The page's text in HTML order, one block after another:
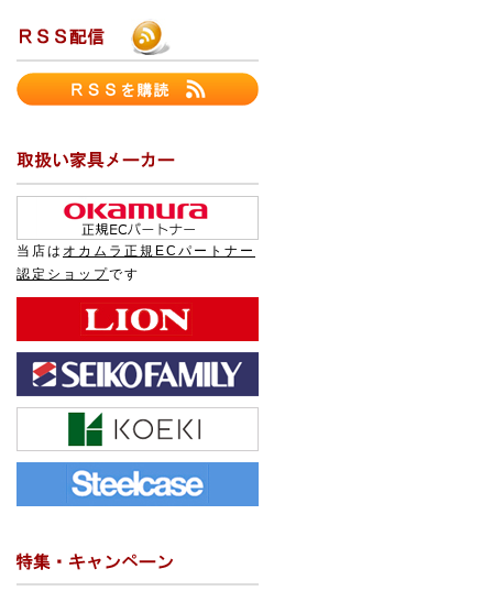
当店は オカムラ正規ECパートナー
認定ショップです